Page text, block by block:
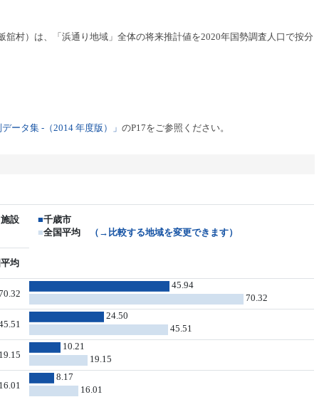
村）は、「浜通り地域」全体の将来推計値を2020年国勢調査人口で按分
ータ集 -（2014 年度版）」のP17をご参照ください。
設
■千歳市
■全国平均 （→比較する地域を変更できます）
均
45.94
70.32
24.50
45.51
19.15
10.21
19.15
16.01
8.17
16.01